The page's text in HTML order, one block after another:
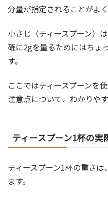
分量が指定されることがよく
小さじ（ティースプーン）
確に2gを量るためにはちょ
す。
ここではティースプーンを
注意点について、わかりや
ティースプーン1杯の実
ティースプーン1杯の重さ
ます。